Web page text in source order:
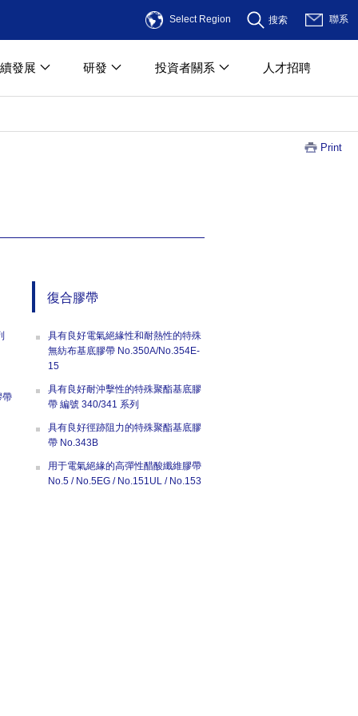
Select Region 搜索 聯系
發展 研發 投資者關系 人才招聘
Print
帶
復合膠帶
具有良好電氣絕緣性和耐熱性的特殊
無紡布基底膠帶 No.350A/No.354E-
15
具有良好耐沖擊性的特殊聚酯基底膠
帶 編號 340/341 系列
具有良好徑跡阻力的特殊聚酯基底膠
帶 No.343B
用于電氣絕緣的高彈性醋酸纖維膠帶
No.5 / No.5EG / No.151UL / No.153